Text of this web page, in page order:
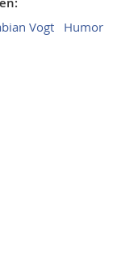
Vogt Humor